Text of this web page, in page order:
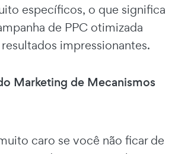
específicos, o que significa
de PPC otimizada
impressionantes.
Marketing de Mecanismos
caro se você não ficar de